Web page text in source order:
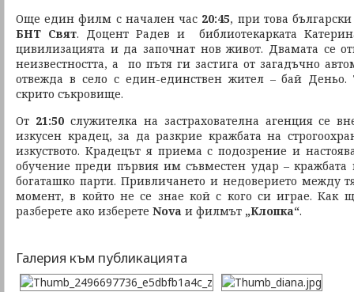
Още един филм с начален час 20:45, при това
БНТ Свят. Доцент Радев и библиотекарката
цивилизацията и да започнат нов живот. Двамата се
неизвестността, а по пътя ги застига от загадъчно
отвежда в село с един-единствен жител – бай
скрито съкровище.
От 21:50 служителка на застрахователна агенция се
изкусен крадец, за да разкрие кражбата на
изкуството. Крадецът я приема с подозрение и
обучение преди първия им съвместен удар – кражбата
богаташко парти. Привличането и недоверието между
момент, в който не се знае кой с кого си играе. Как
разберете ако изберете Nova и филмът „Клопка“.
Галерия към публикацията